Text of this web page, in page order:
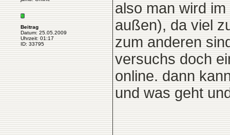
Beitrag
Datum: 25.05.2009
Uhrzeit: 01:17
ID: 33795
also man wird
außen), da viel
zum anderen
versuchs doch
online. dann
und was geht